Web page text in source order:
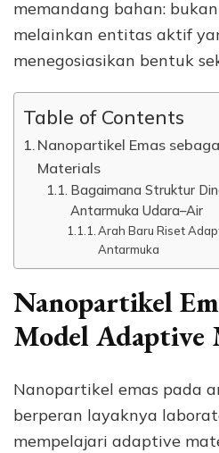
memandang bahan:
melainkan entitas aktif
menegosiasikan bentuk
Table of Contents
Nanopartikel Emas
Materials
Bagaimana Struktur
Antarmuka Udara–Air
Arah Baru Riset
Antarmuka
Nanopartikel
Model Adaptive
Nanopartikel emas pada
berperan layaknya
mempelajari adaptive